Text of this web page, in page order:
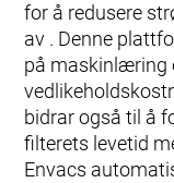
for å redusere
av . Denne
på maskinlæring
bidrar også til å
filterets levetid
Envacs